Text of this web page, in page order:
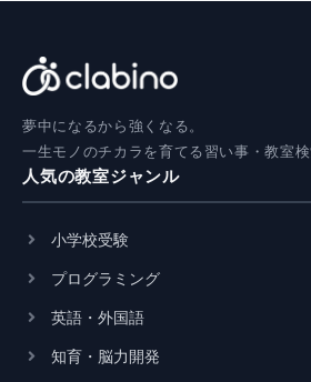
夢中になるから強くなる。
一生モノのチカラを育てる習い事・教室
人気の教室ジャンル
小学校受験
プログラミング
英語・外国語
知育・脳力開発